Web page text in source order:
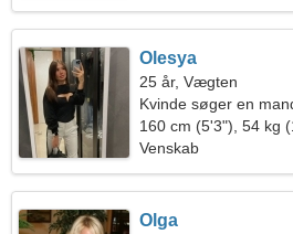
Olesya
25 år, Vægten
Kvinde søger en
160 cm (5'3"), 54 kg
Venskab
Olga